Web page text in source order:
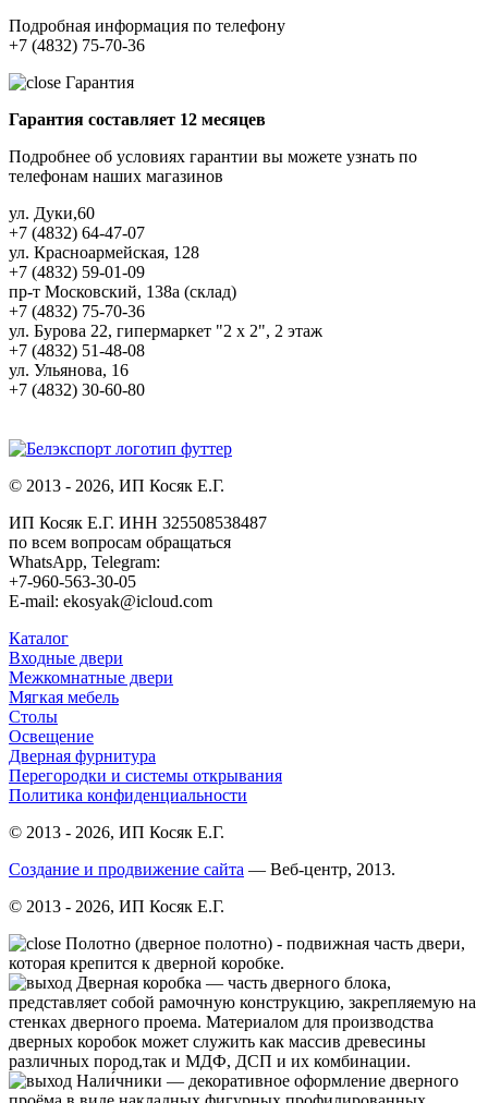
Подробная информация по телефону
+7 (4832) 75-70-36
Гарантия
Гарантия составляет 12 месяцев
Подробнее об условиях гарантии вы можете узнать по
телефонам наших магазинов
ул. Дуки,60
+7 (4832) 64-47-07
ул. Красноармейская, 128
+7 (4832) 59-01-09
пр-т Московский, 138а (склад)
+7 (4832) 75-70-36
ул. Бурова 22, гипермаркет "2 х 2", 2 этаж
+7 (4832) 51-48-08
ул. Ульянова, 16
+7 (4832) 30-60-80
© 2013 - 2026, ИП Косяк Е.Г.
ИП Косяк Е.Г. ИНН 325508538487
по всем вопросам обращаться
WhatsApp, Telegram:
+7-960-563-30-05
E-mail: ekosyak@icloud.com
Каталог
Входные двери
Межкомнатные двери
Мягкая мебель
Столы
Освещение
Дверная фурнитура
Перегородки и системы открывания
Политика конфиденциальности
© 2013 - 2026, ИП Косяк Е.Г.
Создание и продвижение сайта — Веб-центр, 2013.
© 2013 - 2026, ИП Косяк Е.Г.
Полотно (дверное полотно) - подвижная часть двери,
которая крепится к дверной коробке.
Дверная коробка — часть дверного блока,
представляет собой рамочную конструкцию, закрепляемую на
стенках дверного проема. Материалом для производства
дверных коробок может служить как массив древесины
различных пород,так и МДФ, ДСП и их комбинации.
Нали́чники — декоративное оформление дверного